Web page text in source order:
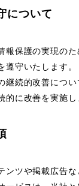
について
報保護の実現の
遵守いたします。
継続的改善につ
的に改善を実施し
ンツや掲載広告